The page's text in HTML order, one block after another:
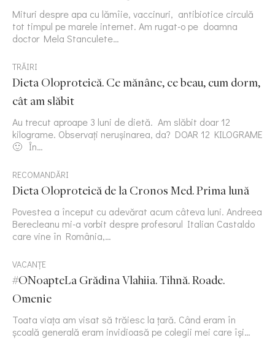
Mituri despre apa cu lămîie, vaccinuri, antibiotice circulă
tot timpul pe marele internet. Am rugat-o pe doamna
doctor Mela Stanculete…
TRĂIRI
Dieta Oloproteică. Ce mănânc, ce beau, cum dorm,
cât am slăbit
Au trecut aproape 3 luni de dietă. Am slăbit doar 12
kilograme. Observați nerușinarea, da? DOAR 12 KILOGRAME
🙂 În…
RECOMANDĂRI
Dieta Oloproteică de la Cronos Med. Prima lună
Povestea a început cu adevărat acum câteva luni. Andreea
Berecleanu mi-a vorbit despre profesorul Italian Castaldo
care vine în România,…
VACANȚE
#ONoapteLa Grădina Vlahiia. Tihnă. Roade.
Omenie
Toata viața am visat să trăiesc la țară. Când eram în
școală generală eram invidioasă pe colegii mei care își…